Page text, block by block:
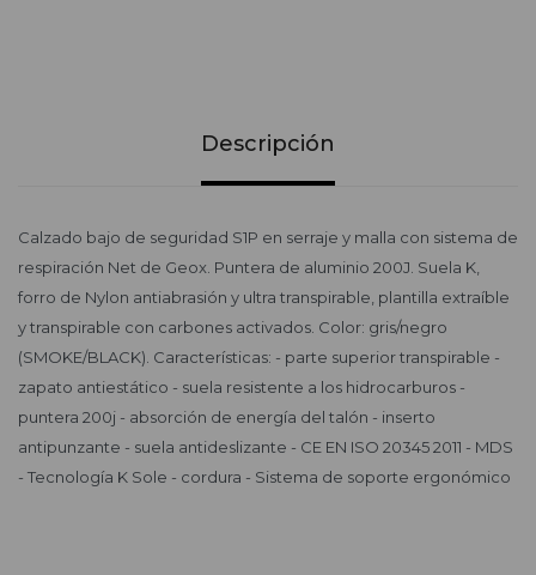
Descripción
Calzado bajo de seguridad S1P en serraje y malla con sistema de
respiración Net de Geox. Puntera de aluminio 200J. Suela K,
forro de Nylon antiabrasión y ultra transpirable, plantilla extraíble
y transpirable con carbones activados. Color: gris/negro
(SMOKE/BLACK). Características: - parte superior transpirable -
zapato antiestático - suela resistente a los hidrocarburos -
puntera 200j - absorción de energía del talón - inserto
antipunzante - suela antideslizante - CE EN ISO 20345 2011 - MDS
- Tecnología K Sole - cordura - Sistema de soporte ergonómico